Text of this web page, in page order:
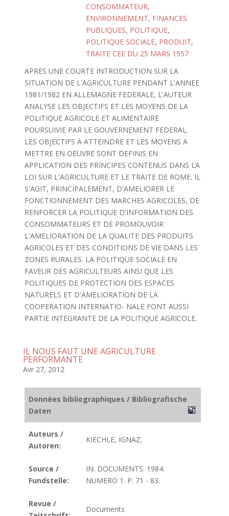
CONSOMMATEUR,
ENVIRONNEMENT, FINANCES
PUBLIQUES, POLITIQUE,
POLITIQUE SOCIALE, PRODUIT,
TRAITE CEE DU 25 MARS 1957
APRES UNE COURTE INTRODUCTION SUR LA
SITUATION DE L'AGRICULTURE PENDANT L'ANNEE
1981/1982 EN ALLEMAGNE FEDERALE, L'AUTEUR
ANALYSE LES OBJECTIFS ET LES MOYENS DE LA
POLITIQUE AGRICOLE ET ALIMENTAIRE
POURSUIVIE PAR LE GOUVERNEMENT FEDERAL.
LES OBJECTIFS A ATTEINDRE ET LES MOYENS A
METTRE EN OEUVRE SONT DEFINIS EN
APPLICATION DES PRINCIPES CONTENUS DANS LA
LOI SUR L'AGRICULTURE ET LE TRAITE DE ROME. IL
S'AGIT, PRINCIPALEMENT, D'AMELIORER LE
FONCTIONNEMENT DES MARCHES AGRICOLES, DE
RENFORCER LA POLITIQUE D'INFORMATION DES
CONSOMMATEURS ET DE PROMOUVOIR
L'AMELIORATION DE LA QUALITE DES PRODUITS
AGRICOLES ET DES CONDITIONS DE VIE DANS LES
ZONES RURALES. LA POLITIQUE SOCIALE EN
FAVEUR DES AGRICULTEURS AINSI QUE LES
POLITIQUES DE PROTECTION DES ESPACES
NATURELS ET D'AMELIORATION DE LA
COOPERATION INTERNATIO- NALE FONT AUSSI
PARTIE INTEGRANTE DE LA POLITIQUE AGRICOLE.
IL NOUS FAUT UNE AGRICULTURE
PERFORMANTE
Avr 27, 2012
Données bibliographiques / Bibliografische
Daten
Auteurs /
Autoren:
KIECHLE, IGNAZ;
Source /
Fundstelle:
IN: DOCUMENTS. 1984.
NUMERO 1. P. 71 - 83.
Revue /
Documents